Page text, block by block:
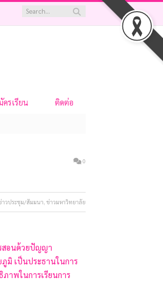
ครเรียน ติดต่อ
0
าวประชุม/สัมมนา, ข่าวมหาวิทยาลัย
สอนด้วยปัญญา
มิ เป็นประธานในการ
าพในการเรียนการ